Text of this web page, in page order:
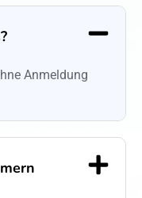
Anmeldung